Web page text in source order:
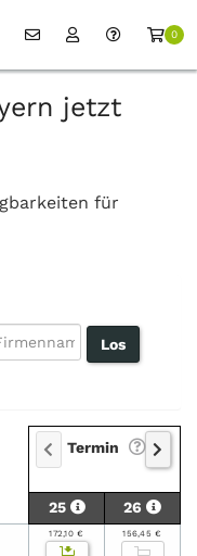
0
jetzt
für
Termin
25 26
172,10 € 156,45 €